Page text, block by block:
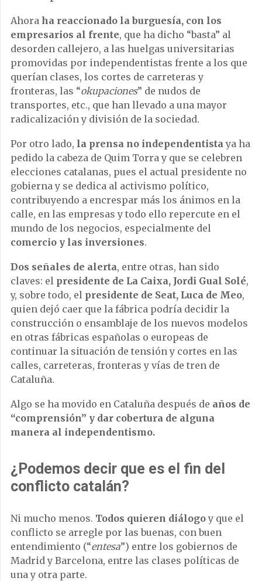
Ahora ha reaccionado la burguesía, con los
empresarios al frente, que ha dicho “basta” al
desorden callejero, a las huelgas universitarias
promovidas por independentistas frente a los que
querían clases, los cortes de carreteras y
fronteras, las “okupaciones” de nudos de
transportes, etc., que han llevado a una mayor
radicalización y división de la sociedad.
Por otro lado, la prensa no independentista ya ha
pedido la cabeza de Quim Torra y que se celebren
elecciones catalanas, pues el actual presidente no
gobierna y se dedica al activismo político,
contribuyendo a encrespar más los ánimos en la
calle, en las empresas y todo ello repercute en el
mundo de los negocios, especialmente del
comercio y las inversiones.
Dos señales de alerta, entre otras, han sido
claves: el presidente de La Caixa, Jordi Gual Solé,
y, sobre todo, el presidente de Seat, Luca de Meo,
quien dejó caer que la fábrica podría decidir la
construcción o ensamblaje de los nuevos modelos
en otras fábricas españolas o europeas de
continuar la situación de tensión y cortes en las
calles, carreteras, fronteras y vías de tren de
Cataluña.
Algo se ha movido en Cataluña después de años de
“comprensión” y dar cobertura de alguna
manera al independentismo.
¿Podemos decir que es el fin del
conflicto catalán?
Ni mucho menos. Todos quieren diálogoy que el
conflicto se arregle por las buenas, con buen
entendimiento (“entesa”) entre los gobiernos de
Madrid y Barcelona, entre las clases políticas de
una y otra parte.